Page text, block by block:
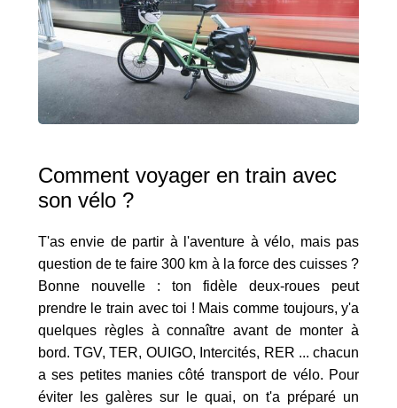
Comment voyager en train avec
son vélo ?
T'as envie de partir à l'aventure à vélo, mais pas
question de te faire 300 km à la force des cuisses ?
Bonne nouvelle : ton fidèle deux-roues peut
prendre le train avec toi ! Mais comme toujours, y'a
quelques règles à connaître avant de monter à
bord. TGV, TER, OUIGO, Intercités, RER ... chacun
a ses petites manies côté transport de vélo. Pour
éviter les galères sur le quai, on t'a préparé un